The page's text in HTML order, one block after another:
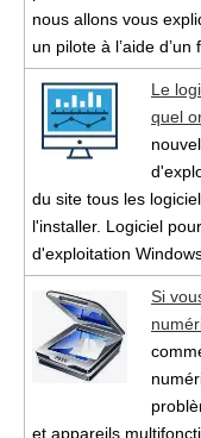
nous allons vous
un pilote à l’aide d’un
Le
quel
du site tous les
l'installer. Logiciel
d'exploitation
Si
et appareils